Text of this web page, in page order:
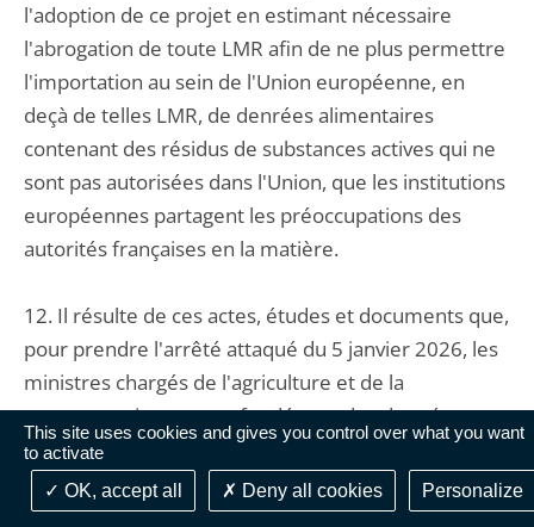
This site uses cookies and gives you control over what you want
to activate
OK, accept all
Deny all cookies Personalize
l'adoption de ce projet en estimant nécessaire
l'abrogation de toute LMR afin de ne plus permettre
l'importation au sein de l'Union européenne, en
deçà de telles LMR, de denrées alimentaires
contenant des résidus de substances actives qui ne
sont pas autorisées dans l'Union, que les institutions
européennes partagent les préoccupations des
autorités françaises en la matière.
12. Il résulte de ces actes, études et documents que,
pour prendre l'arrêté attaqué du 5 janvier 2026, les
ministres chargés de l'agriculture et de la
consommation se sont fondés sur des données
scientifiques fiables, postérieures à la détermination
actuellement prévue par le règlement n° 396/2005
des LMR pour les substances visées et,